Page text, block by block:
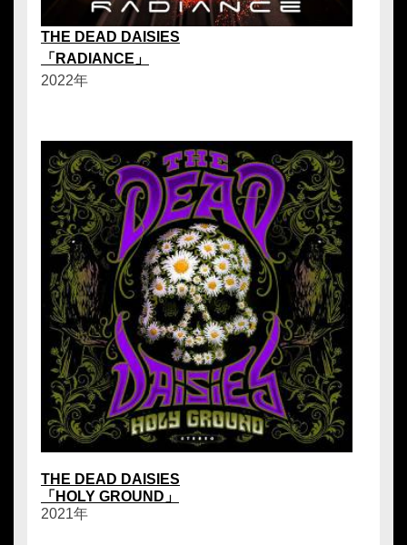
THE DEAD DAISIES
「RADIANCE」
2022年
THE DEAD DAISIES
「HOLY GROUND」
2021年